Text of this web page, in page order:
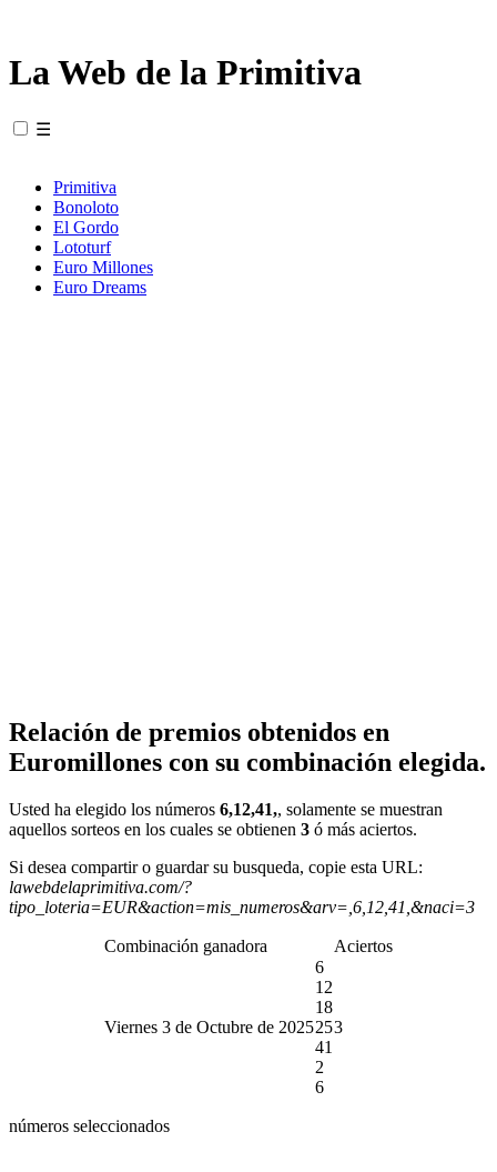
La Web de la Primitiva
☰
Primitiva
Bonoloto
El Gordo
Lototurf
Euro Millones
Euro Dreams
Relación de premios obtenidos en
Euromillones con su combinación elegida.
Usted ha elegido los números 6,12,41,, solamente se muestran
aquellos sorteos en los cuales se obtienen 3 ó más aciertos.
Si desea compartir o guardar su busqueda, copie esta URL:
lawebdelaprimitiva.com/?
tipo_loteria=EUR&action=mis_numeros&arv=,6,12,41,&naci=3
Combinación ganadora Aciertos
Viernes 3 de Octubre de 2025
6
12
18
25
41
2
6
3
números seleccionados